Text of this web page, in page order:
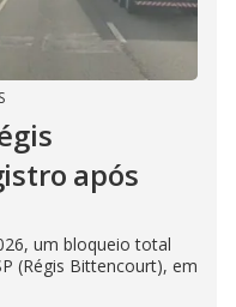
após
um bloqueio total
(Régis Bittencourt), em